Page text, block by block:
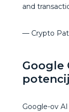
and
— Crypto
Google
Google-ov